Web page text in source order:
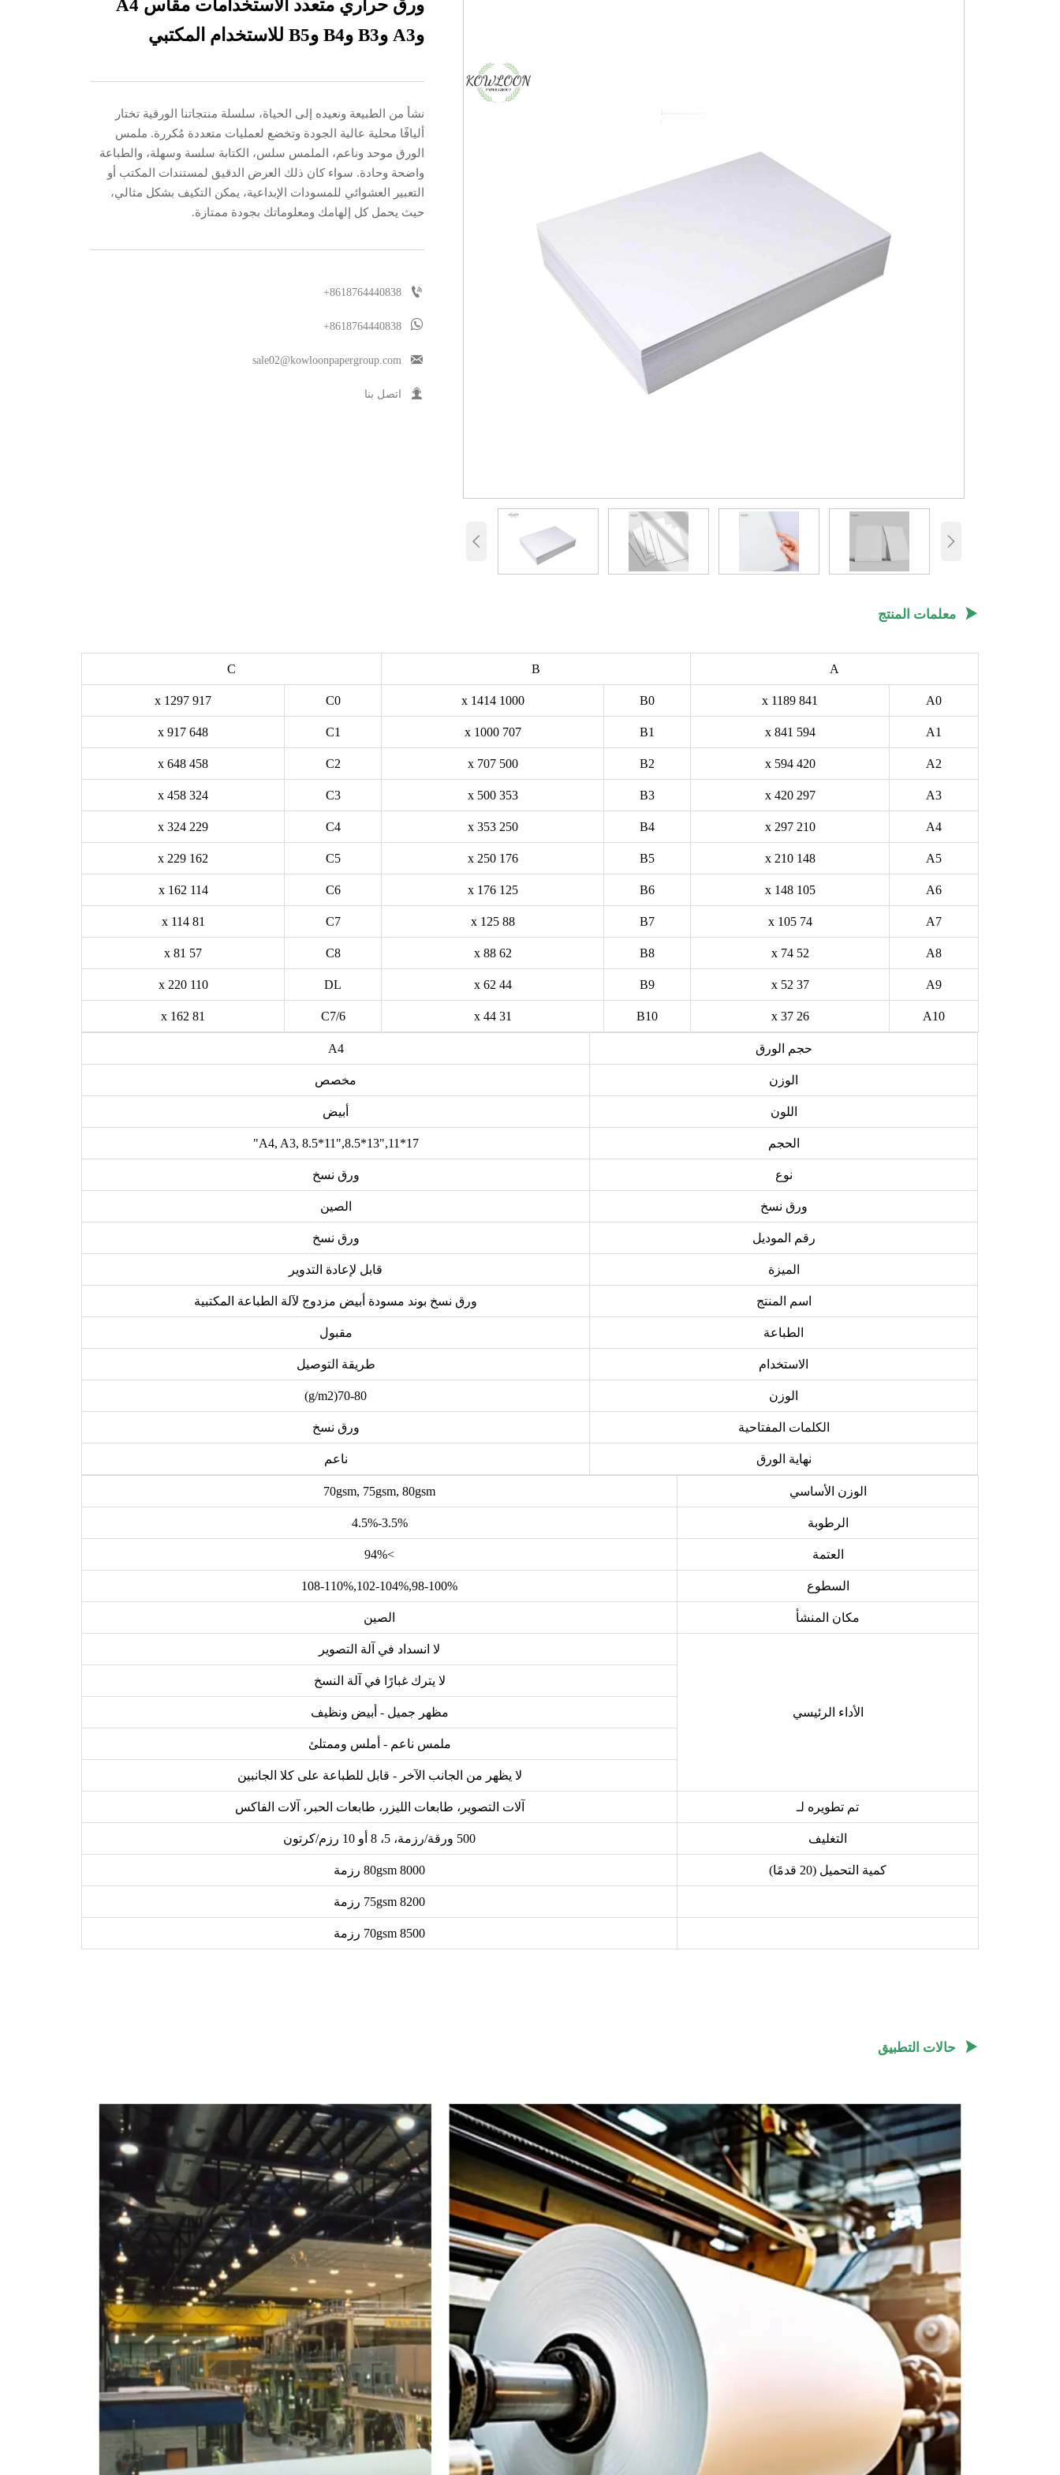
 
ورق حراري متعدد الاستخدامات مقاس A4
وA3 وB3 وB4 وB5 للاستخدام المكتبي
نشأ من الطبيعة ونعيده إلى الحياة، سلسلة منتجاتنا الورقية تختار
أليافًا محلية عالية الجودة وتخضع لعمليات متعددة مُكررة. ملمس
الورق موحد وناعم، الملمس سلس، الكتابة سلسة وسهلة، والطباعة
واضحة وحادة. سواء كان ذلك العرض الدقيق لمستندات المكتب أو
التعبير العشوائي للمسودات الإبداعية، يمكن التكيف بشكل مثالي،
حيث يحمل كل إلهامك ومعلوماتك بجودة ممتازة.

+8618764440838

+8618764440838

sale02@kowloonpapergroup.com
 اتصل بنا
 معلمات المنتج
A
B
C
A0
841 x 1189
B0
1000 x 1414
C0
917 x 1297
A1
594 x 841
B1
707 x 1000
C1
648 x 917
A2
420 x 594
B2
500 x 707
C2
458 x 648
A3
297 x 420
B3
353 x 500
C3
324 x 458
A4
210 x 297
B4
250 x 353
C4
229 x 324
A5
148 x 210
B5
176 x 250
C5
162 x 229
A6
105 x 148
B6
125 x 176
C6
114 x 162
A7
74 x 105
B7
88 x 125
C7
81 x 114
A8
52 x 74
B8
62 x 88
C8
57 x 81
A9
37 x 52
B9
44 x 62
DL
110 x 220
A10
26 x 37
B10
31 x 44
C7/6
81 x 162
حجم الورق A4
الوزن مخصص
اللون أبيض
الحجم A4, A3, 8.5*11",8.5*13",11*17"
نوع ورق نسخ
ورق نسخ الصين
رقم الموديل ورق نسخ
الميزة قابل لإعادة التدوير
اسم المنتج ورق نسخ بوند مسودة أبيض مزدوج لآلة الطباعة المكتبية
الطباعة مقبول
الاستخدام طريقة التوصيل
الوزن 70-80(g/m2)
الكلمات المفتاحية ورق نسخ
نهاية الورق ناعم
الوزن الأساسي 70gsm, 75gsm, 80gsm
الرطوبة 3.5%-4.5%
العتمة >94%
السطوع 98-100%,102-104%,108-110%
مكان المنشأ الصين
الأداء الرئيسي
لا انسداد في آلة التصوير
لا يترك غبارًا في آلة النسخ
مظهر جميل - أبيض ونظيف
ملمس ناعم - أملس وممتلئ
لا يظهر من الجانب الآخر - قابل للطباعة على كلا الجانبين
تم تطويره لـ آلات التصوير، طابعات الليزر، طابعات الحبر، آلات الفاكس
التغليف 500 ورقة/رزمة، 5، 8 أو 10 رزم/كرتون
كمية التحميل (20 قدمًا) 80gsm 8000 رزمة
75gsm 8200 رزمة
70gsm 8500 رزمة
 حالات التطبيق